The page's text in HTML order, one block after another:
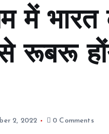
में
रूबरू
2, 2022 0 Comments